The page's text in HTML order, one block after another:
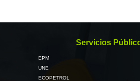
Servicios
EPM
UNE
ECOPETROL